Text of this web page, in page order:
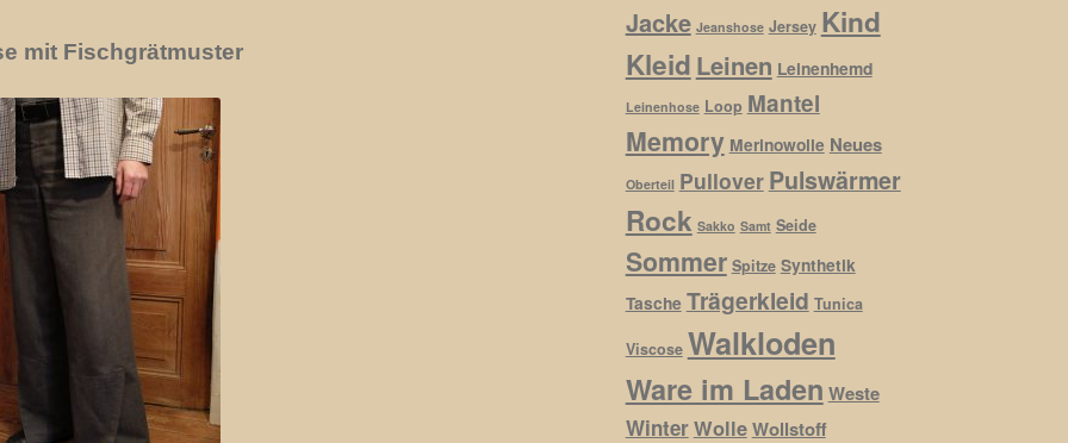
mit Fischgrätmuster
Jacke Jeanshose Jersey Kind
Kleid Leinen Leinenhemd
Leinenhose Loop Mantel
Memory Merinowolle Neues
Oberteil Pullover Pulswärmer
Rock Sakko Samt Seide
Sommer Spitze Synthetik
Tasche Trägerkleid Tunica
Viscose Walkloden
Ware im Laden Weste
WinterWolleWollstoff